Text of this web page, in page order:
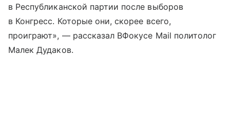
в Республиканской партии после выборов
в Конгресс. Которые они, скорее всего,
проиграют», — рассказал ВФокусе Mail политолог
Малек Дудаков.